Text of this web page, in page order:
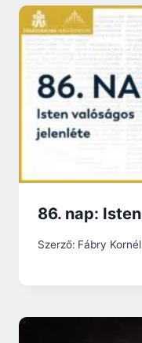
86. nap:
Szerző: Fábry Kornél